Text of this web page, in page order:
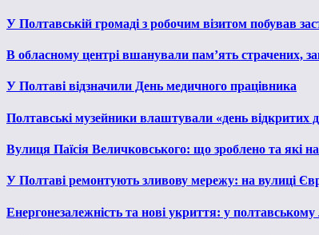
У Полтавській громаді з робочим візитом побував
В обласному центрі вшанували пам’ять страчених,
У Полтаві відзначили День медичного працівника
Полтавські музейники влаштували «день відкритих
Вулиця Паїсія Величковського: що зроблено та які
У Полтаві ремонтують зливову мережу: на вулиці
Енергонезалежність та нові укриття: у